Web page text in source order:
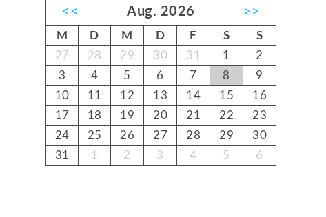
<< Aug. 2026 >>
M D M D F S
S
27
28 29 30 31 1
2
3
4 5 6 7 8
9
10
11 12 13 14 15
16
17
18 19 20 21 22
23
24
25 26 27 28 29
30
31
1 2 3 4 5 6